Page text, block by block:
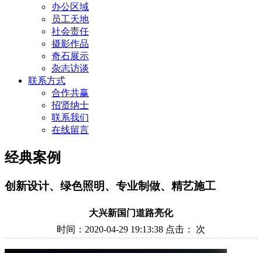
办公区域
员工天地
社会责任
摄影作品
奇石展示
杂志访谈
联系方式
合作共赢
招贤纳士
联系我们
在线留言
经典案例
创新设计、绿色照明、专业制做、精艺施工
大兴新国门道路亮化
时间：2020-04-29 19:13:38 点击： 次